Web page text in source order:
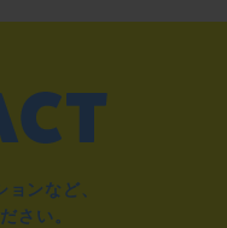
ンなど、
さい。